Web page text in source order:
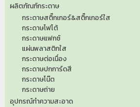
ผลิตภัณฑ์กระดาษ
กระดาษสติ๊กเกอร์&สติ๊กเกอร์ใส
กระดาษโฟโต้
กระดาษแฟกซ์
แผ่นพลาสติกใส
กระดาษต่อเนื่อง
กระดาษปกการ์ดสี
กระดาษโน๊ต
กระดาษถ่าย
อุปกรณ์ทำความสะอาด